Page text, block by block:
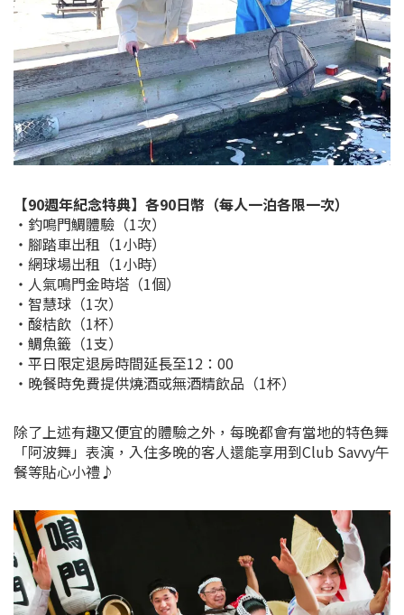
【90週年紀念特典】各90日幣（每人一泊各限一次）
・釣鳴門鯛體驗（1次）
・腳踏車出租（1小時）
・網球場出租（1小時）
・人氣鳴門金時塔（1個）
・智慧球（1次）
・酸桔飲（1杯）
・鯛魚籤（1支）
・平日限定退房時間延長至12：00
・晚餐時免費提供燒酒或無酒精飲品（1杯）
除了上述有趣又便宜的體驗之外，每晚都會有當地的特色舞
「阿波舞」表演，入住多晚的客人還能享用到Club Savvy午
餐等貼心小禮♪